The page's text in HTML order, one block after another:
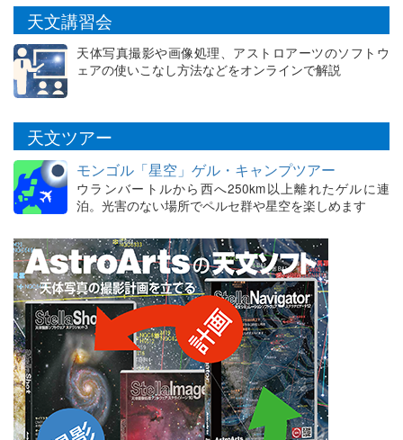
天文講習会
天体写真撮影や画像処理、アストロアーツのソフトウ
ェアの使いこなし方法などをオンラインで解説
天文ツアー
モンゴル「星空」ゲル・キャンプツアー
ウランバートルから西へ250km以上離れたゲルに連
泊。光害のない場所でペルセ群や星空を楽しめます